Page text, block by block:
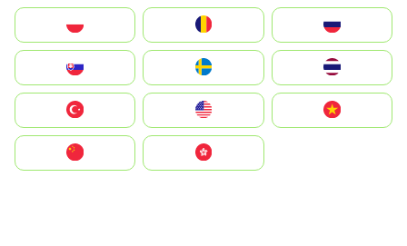
United States
中國香港特別行政區